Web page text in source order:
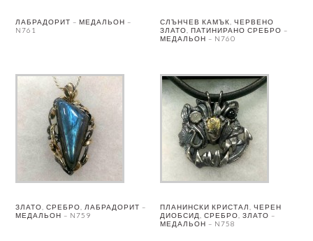
ЛАБРАДОРИТ – МЕДАЛЬОН –
N761
СЛЪНЧЕВ КАМЪК, ЧЕРВЕНО
ЗЛАТО, ПАТИНИРАНО СРЕБРО –
МЕДАЛЬОН – N760
ЗЛАТО, СРЕБРО, ЛАБРАДОРИТ –
МЕДАЛЬОН – N759
ПЛАНИНСКИ КРИСТАЛ, ЧЕРЕН
ДИОБСИД, СРЕБРО, ЗЛАТО –
МЕДАЛЬОН – N758